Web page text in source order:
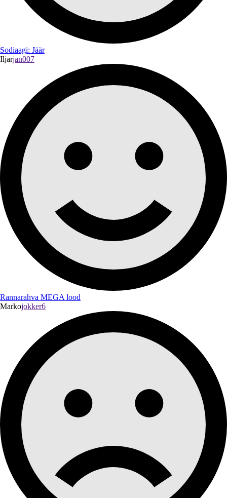
Sodiaagi: Jäär
Iljarjan007
Rannarahva MEGA lood
Markojokker6